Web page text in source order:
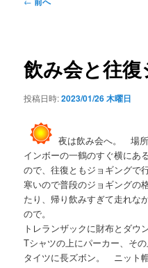
ゲ
ー
ョ
飲み会と往
投稿日時:2023/01/26 木曜日
夜は飲み会へ。 場
インボーの一鶴のすぐ横に
ので、往復ともジョギング
寒いので普段のジョギング
たり、帰り飲みすぎて走れな
ので。
トレランザックに財布とダ
Tシャツの上にパーカー、そ
タイツに長ズボン。 ニット帽